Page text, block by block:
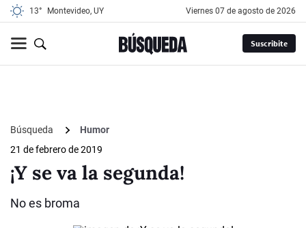
13° Montevideo, UY viernes 07 de agosto de 2026
Suscribite
Búsqueda
Humor
21 de febrero de 2019
¡Y se va la segunda!
No es broma